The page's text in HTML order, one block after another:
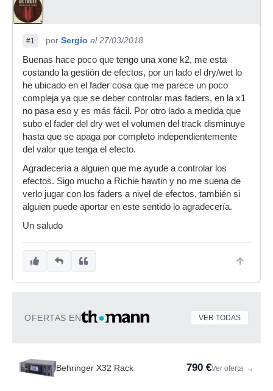
#1 por Sergio el 27/03/2018
Buenas hace poco que tengo una xone k2, me esta
costando la gestión de efectos, por un lado el dry/wet lo
he ubicado en el fader cosa que me parece un poco
compleja ya que se deber controlar mas faders, en la x1
no pasa eso y es más fácil. Por otro lado a medida que
subo el fader del dry wet el volumen del track disminuye
hasta que se apaga por completo independientemente
del valor que tenga el efecto.
Agradecería a alguien que me ayude a controlar los
efectos. Sigo mucho a Richie hawtin y no me suena de
verlo jugar con los faders a nivel de efectos, también si
alguien puede aportar en este sentido lo agradecería.
Un saludo
OFERTAS EN VER TODAS
Behringer X32 Rack 790 €Ver oferta →